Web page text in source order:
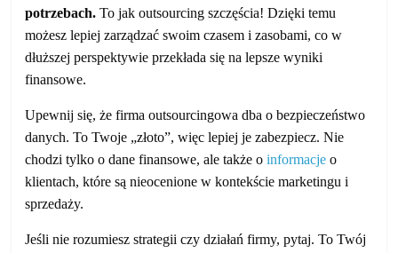
potrzebach. To jak outsourcing szczęścia! Dzięki temu
możesz lepiej zarządzać swoim czasem i zasobami, co w
dłuższej perspektywie przekłada się na lepsze wyniki
finansowe.
Upewnij się, że firma outsourcingowa dba o bezpieczeństwo
danych. To Twoje „złoto”, więc lepiej je zabezpiecz. Nie
chodzi tylko o dane finansowe, ale także oinformacje o
klientach, które są nieocenione w kontekście marketingu i
sprzedaży.
Jeśli nie rozumiesz strategii czy działań firmy, pytaj. To Twój